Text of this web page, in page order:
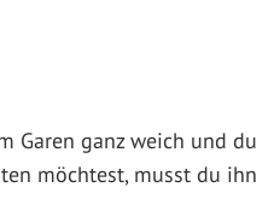
Garen ganz weich und du
möchtest, musst du ihn